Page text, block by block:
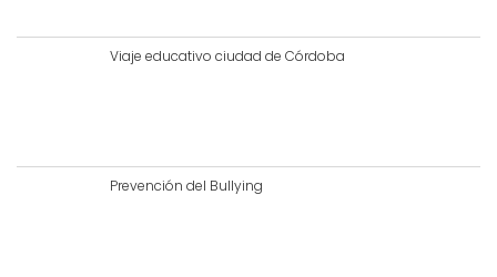
Viaje educativo ciudad de Córdoba
Prevención del Bullying